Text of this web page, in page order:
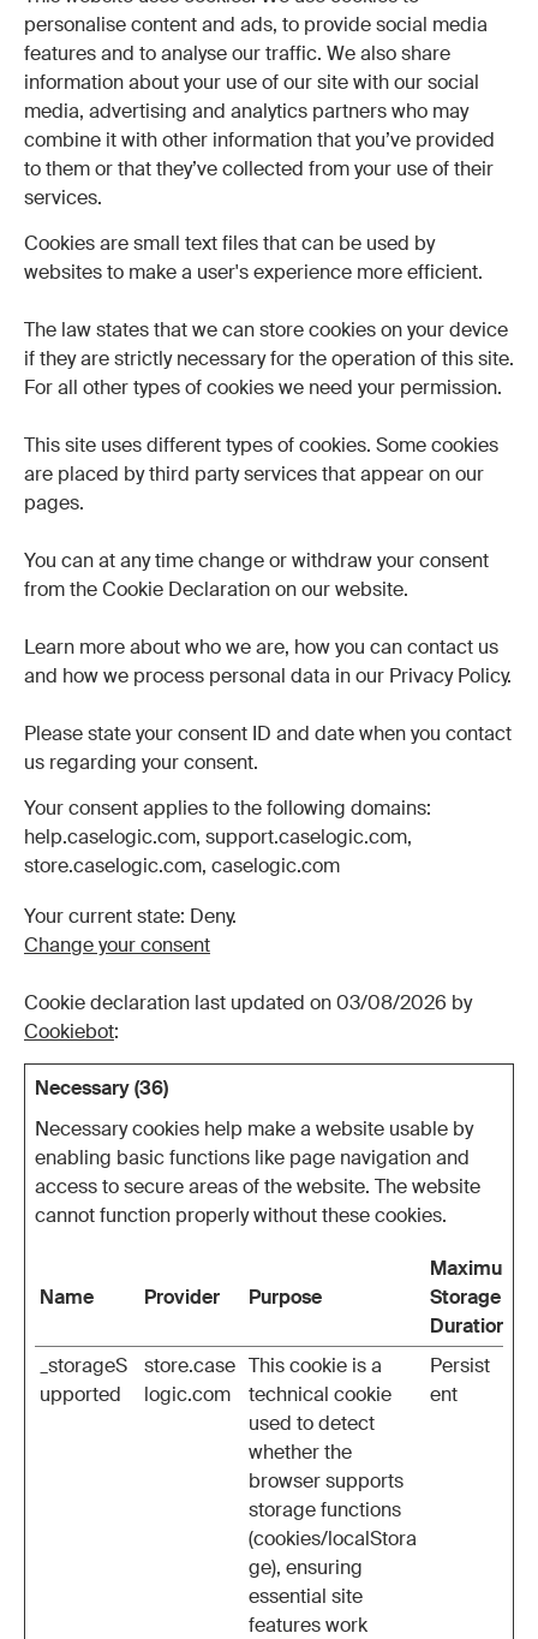
personalise content and ads, to provide social media
features and to analyse our traffic. We also share
information about your use of our site with our social
media, advertising and analytics partners who may
combine it with other information that you’ve provided
to them or that they’ve collected from your use of their
services.
Cookies are small text files that can be used by
websites to make a user's experience more efficient.
The law states that we can store cookies on your device
if they are strictly necessary for the operation of this site.
For all other types of cookies we need your permission.
This site uses different types of cookies. Some cookies
are placed by third party services that appear on our
pages.
You can at any time change or withdraw your consent
from the Cookie Declaration on our website.
Learn more about who we are, how you can contact us
and how we process personal data in our Privacy Policy.
Please state your consent ID and date when you contact
us regarding your consent.
Your consent applies to the following domains:
help.caselogic.com, support.caselogic.com,
store.caselogic.com, caselogic.com
Your current state: Deny.
Change your consent
Cookie declaration last updated on 03/08/2026 by
Cookiebot:
Necessary (36)
Necessary cookies help make a website usable by
enabling basic functions like page navigation and
access to secure areas of the website. The website
cannot function properly without these cookies.
Name Provider Purpose
Maximum
Storage
Duration
_storageS
upported
store.case
logic.com
This cookie is a
technical cookie
used to detect
whether the
browser supports
storage functions
(cookies/localStora
ge), ensuring
essential site
features work
Persist
ent